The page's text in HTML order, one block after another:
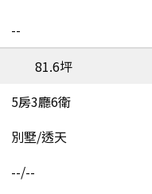
--
81.6坪
5房3廳6衛
別墅/透天
--/--